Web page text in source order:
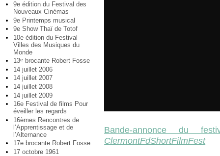
9e édition du Festival des
Nouveaux Cinémas
9e Printemps musical
9e Show Thaï de Totof
10e édition du Festival
Villes des Musiques du
Monde
13e
brocante Robert Fosse
14 juillet 2006
14 juillet 2007
14 juillet 2008
14 juillet 2009
16e Festival de films Pour
éveiller les regards
16èmes Rencontres de
l’Apprentissage et de
l’Alternance
17e brocante Robert Fosse
17 octobre 1961
Bande-annonce du
ClermontFdShortFilmFest